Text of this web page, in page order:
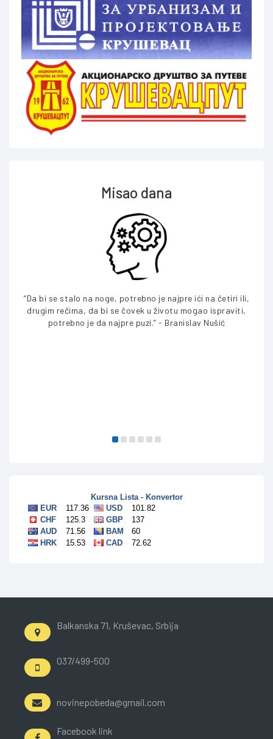
Misao dana
“Da bi se stalo na noge, potrebno je najpre ići na četiri ili,
drugim rečima, da bi se čovek u životu mogao ispraviti,
potrebno je da najpre puzi.” - Branislav Nušić
Balkanska 71, Kruševac, Srbija
037/499-500
novinepobeda@gmail.com
Facebook link